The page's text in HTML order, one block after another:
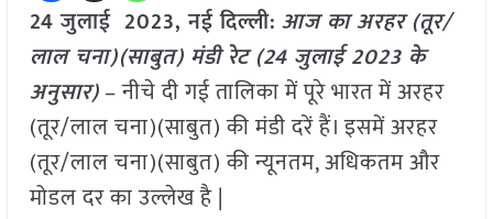
24 जुलाई 2023, नई दिल्ली: आज का अरहर (तूर/
लाल चना)(साबुत) मंडी रेट (24 जुलाई2023के
अनुसार)– नीचे दी गई तालिका में पूरे भारत में अरहर
(तूर/लाल चना)(साबुत) की मंडी दरें हैं। इसमें अरहर
(तूर/लाल चना)(साबुत) की न्यूनतम, अधिकतम और
मोडल दर का उल्लेख है |